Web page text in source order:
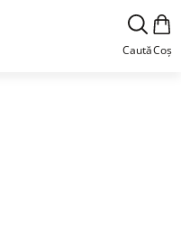
CautăCoș